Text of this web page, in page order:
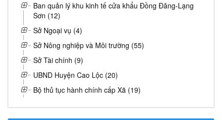
Ban quản lý khu kinh tế cửa khẩu Đồng Đăng-Lạng
Sơn (12)
Sở Ngoại vụ (4)
Sở Nông nghiệp và Môi trường (55)
Sở Tài chính (9)
UBND Huyện Cao Lộc (20)
Bộ thủ tục hành chính cấp Xã (19)